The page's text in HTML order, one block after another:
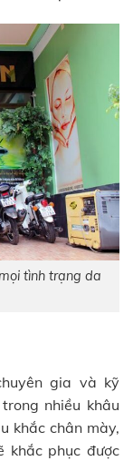
tình trạng da
gia và kỹ
nhiều khâu
khắc chân mày,
khắc phục được